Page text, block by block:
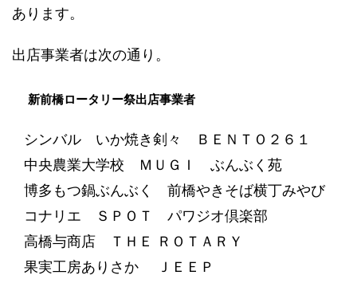
あります。
出店事業者は次の通り。
新前橋ロータリー祭出店事業者
シンバル いか焼き剣々 ＢＥＮＴＯ２６１
中央農業大学校 ＭＵＧＩ ぶんぶく苑
博多もつ鍋ぶんぶく 前橋やきそば横丁みやび
コナリエ ＳＰＯＴ パワジオ倶楽部
高橋与商店 ＴＨＥ ＲＯＴＡＲＹ
果実工房ありさか ＪＥＥＰ